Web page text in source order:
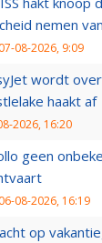
nemen
07-08-2026, 9:09
wordt
haakt af
2026, 16:20
geen
06-08-2026, 16:19
op